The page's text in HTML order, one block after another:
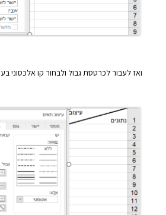
ואז לעבור לכרטסת גבול ולבחור קו אלכסוני